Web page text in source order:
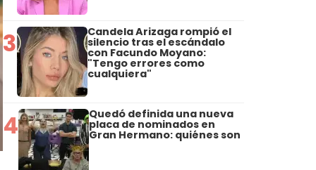
3 Candela Arizaga rompió el
silencio tras el escándalo
con Facundo Moyano:
"Tengo errores como
cualquiera"
4 Quedó definida una nueva
placa de nominados en
Gran Hermano: quiénes son